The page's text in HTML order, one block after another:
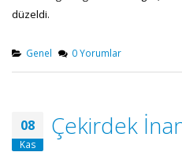
düzeldi.
Genel 0 Yorumlar
08
Kas
Çekirdek